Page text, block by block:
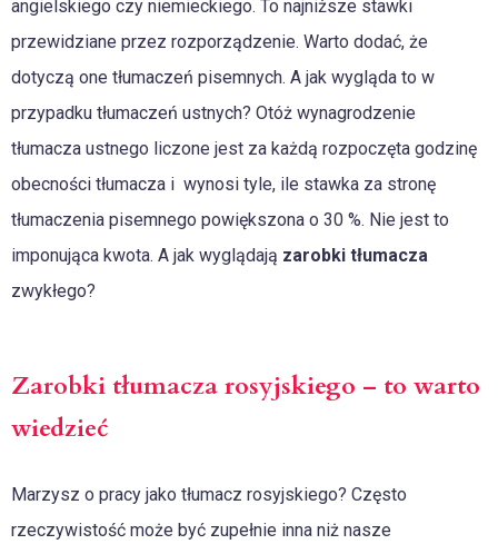
angielskiego czy niemieckiego. To najniższe stawki
przewidziane przez rozporządzenie. Warto dodać, że
dotyczą one tłumaczeń pisemnych. A jak wygląda to w
przypadku tłumaczeń ustnych? Otóż wynagrodzenie
tłumacza ustnego liczone jest za każdą rozpoczęta godzinę
obecności tłumacza i wynosi tyle, ile stawka za stronę
tłumaczenia pisemnego powiększona o 30 %. Nie jest to
imponująca kwota. A jak wyglądają zarobki tłumacza
zwykłego?
Zarobki tłumacza rosyjskiego – to warto
wiedzieć
Marzysz o pracy jako tłumacz rosyjskiego? Często
rzeczywistość może być zupełnie inna niż nasze